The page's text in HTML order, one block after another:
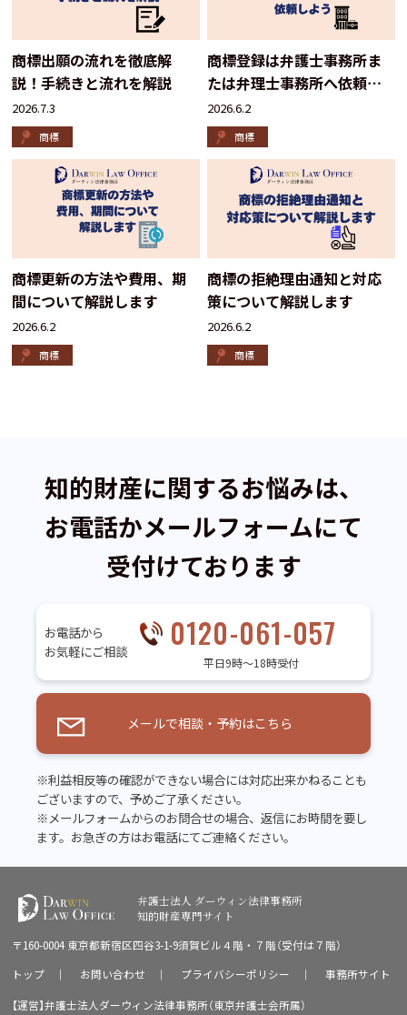
商標出願の流れを徹底解
説！手続きと流れを解説
2026.7.3
商標
商標登録は弁護士事務所ま
たは弁理士事務所へ依頼し
よう
2026.6.2
商標
商標更新の方法や費用、期
間について解説します
2026.6.2
商標
商標の拒絶理由通知と対応
策について解説します
2026.6.2
商標
知的財産に関するお悩みは、
お電話かメールフォームにて
受付けております
お電話から
お気軽にご相談
0120-061-057
平日9時～18時受付
メールで相談・予約はこちら
※利益相反等の確認ができない場合には対応出来かねることも
ございますので、予めご了承ください。
※メールフォームからのお問合せの場合、返信にお時間を要し
ます。お急ぎの方はお電話にてご連絡ください。
弁護士法人 ダーウィン法律事務所
知的財産専門サイト
〒160-0004 東京都新宿区四谷3-1-9須賀ビル４階・７階（受付は７階）
トップ ｜ お問い合わせ ｜ プライバシーポリシー ｜
事務所サイト
【運営】弁護士法人ダーウィン法律事務所（東京弁護士会所属）